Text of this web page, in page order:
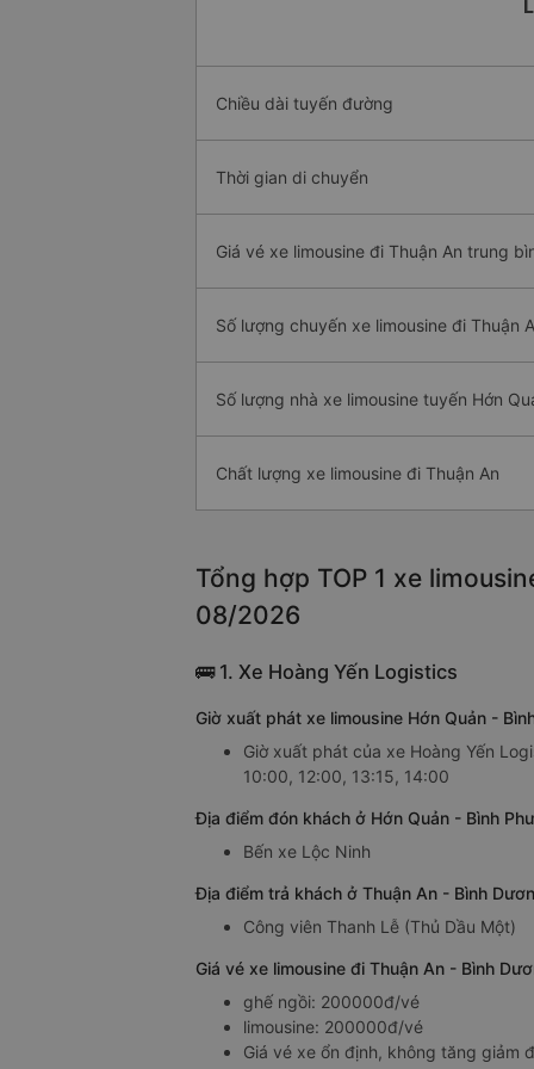
Chiều dài tuyến đường
Thời gian di chuyển
Giá vé xe limousine đi Thuận An trung
Số lượng chuyến xe limousine đi Thuận
Số lượng nhà xe limousine tuyến Hớn
Chất lượng xe limousine đi Thuận An
Tổng hợp TOP 1 xe
08/2026
🚌 1. Xe Hoàng Yến Logistics
Giờ xuất phát xe limousine Hớn Quản -
Giờ xuất phát của xe Hoàng Yến
10:00, 12:00, 13:15, 14:00
Địa điểm đón khách ở Hớn Quản - Bình
Bến xe Lộc Ninh
Địa điểm trả khách ở Thuận An - Bình
Công viên Thanh Lễ (Thủ Dầu Một)
Giá vé xe limousine đi Thuận An - Bình
ghế ngồi: 200000đ/vé
limousine: 200000đ/vé
Giá vé xe ổn định, không tăng giảm